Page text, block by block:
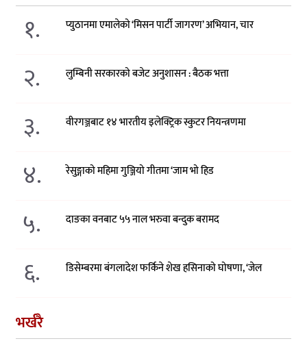
१. प्युठानमा एमालेको ‘मिसन पार्टी जागरण’ अभियान, चार
२. लुम्बिनी सरकारको बजेट अनुशासन : बैठक भत्ता
३. वीरगञ्जबाट १४ भारतीय इलेक्ट्रिक स्कुटर नियन्त्रणमा
४. रेसुङ्गाको महिमा गुञ्जियो गीतमा ‘जाम भो हिड
५. दाङका वनबाट ५५ नाल भरुवा बन्दुक बरामद
६. डिसेम्बरमा बंगलादेश फर्किने शेख हसिनाको घोषणा, ‘जेल
भर्खरै